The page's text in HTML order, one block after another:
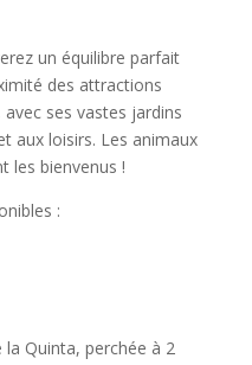
un équilibre parfait
des attractions
avec ses vastes jardins
aux loisirs. Les animaux
les bienvenus !
:
la Quinta, perchée à 2